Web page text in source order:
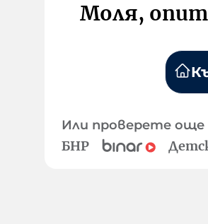
Моля,
Или проверете
БНР